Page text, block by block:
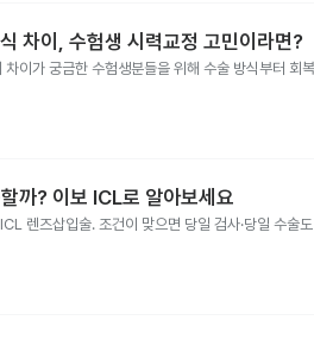
차이, 수험생 시력교정 고민이라면?
차이가 궁금한 수험생분들을 위해 수술 방식부터 회
까? 이보 ICL로 알아보세요
렌즈삽입술. 조건이 맞으면 당일 검사·당일 수술